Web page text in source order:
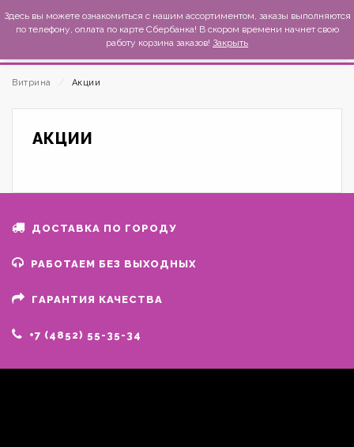
MexиKo
Витрина Акции
АКЦИИ
ДОСТАВКА ПО ГОРОДУ
РАБОТАЕМ БЕЗ ВЫХОДНЫХ
ГАРАНТИЯ КАЧЕСТВА
+7 (4852) 55-35-34
Здесь вы можете ознакомиться с нашим ассортиментом, заказы выполняются
по телефону, оплата по карте Сбербанка! В скором времени начнет свою
работу корзина заказов! Закрыть